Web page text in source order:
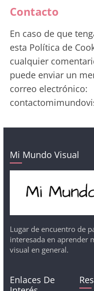
Contacto
En caso de que
esta Política de
cualquier
puede enviar un
correo electrónico:
Mi Mundo Visual
Lugar de encuentro de
interesada en aprender
visual en general.
Enlaces De